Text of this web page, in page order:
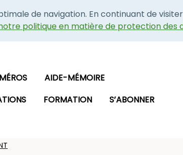
de navigation. En continuant de
politique en matière de protection des
AIDE-MÉMOIRE
FORMATION S’ABONNER